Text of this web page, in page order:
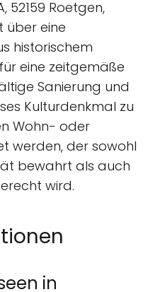
52159 Roetgen,
über eine
historischem
eine zeitgemäße
Sanierung und
Kulturdenkmal zu
Wohn- oder
werden, der sowohl
bewahrt als auch
wird.
in